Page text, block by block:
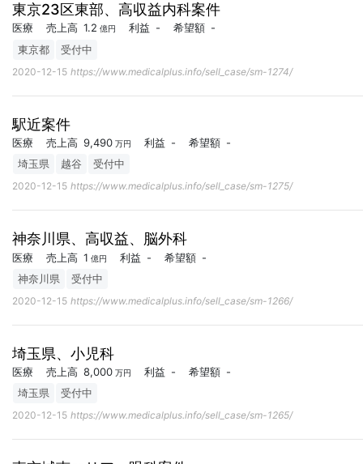
東京23区東部、高収益内科案件
医療 売上高 1.2 億円 利益 - 希望額 -
東京都
受付中
2020-12-15 https://www.medicalplus.info/sell_case/sm-1274/
駅近案件
医療 売上高 9,490 万円 利益 - 希望額 -
埼玉県
越谷 受付中
2020-12-15 https://www.medicalplus.info/sell_case/sm-1275/
神奈川県、高収益、脳外科
医療 売上高 1 億円 利益 - 希望額 -
神奈川県
受付中
2020-12-15 https://www.medicalplus.info/sell_case/sm-1266/
埼玉県、小児科
医療 売上高 8,000 万円 利益 - 希望額 -
埼玉県
受付中
2020-12-15 https://www.medicalplus.info/sell_case/sm-1265/